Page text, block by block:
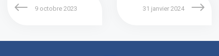
9 octobre 2023 31 janvier 2024